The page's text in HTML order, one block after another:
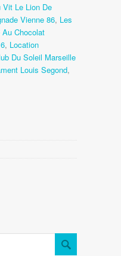
Vit Le Lion De
Vienne 86, Les
Au Chocolat
, Location
Du Soleil Marseille
Louis Segond,